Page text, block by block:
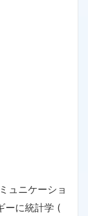
ュニケーショ
ーに統計学 (